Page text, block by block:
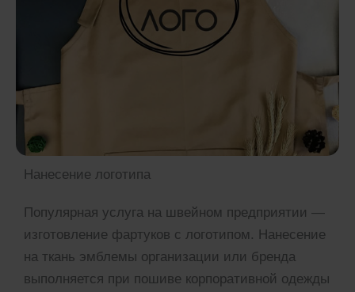
Нанесение логотипа
Популярная услуга на швейном предприятии —
изготовление фартуков с логотипом. Нанесение
на ткань эмблемы организации или бренда
выполняется при пошиве корпоративной одежды